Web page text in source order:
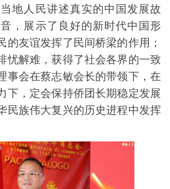
地人民讲述真实的中国发展故
，展示了良好的新时代中国形
的友谊发挥了民间桥梁的作用；
忧解难，获得了社会各界的一致
事会在蔡志敏会长的带领下，在
下，定会保持侨团长期稳定发展
民族伟大复兴的历史进程中发挥